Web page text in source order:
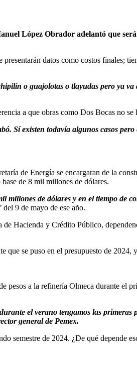
López Obrador adelantó que
datos como costos finales;
o guajolotas o tlayudas pero ya
a que obras como Dos Bocas no
Sí existen todavía algunos casos
de Energía se encargaran de la
de 8 mil millones de dólares.
de dólares y en el tiempo de
del 9 de mayo de ese año.
Hacienda y Crédito Público,
se puso en el presupuesto de 2024,
a la refinería Olmeca durante el
el verano tengamos las
general de Pemex.
semestre de 2024. ¿De qué depende